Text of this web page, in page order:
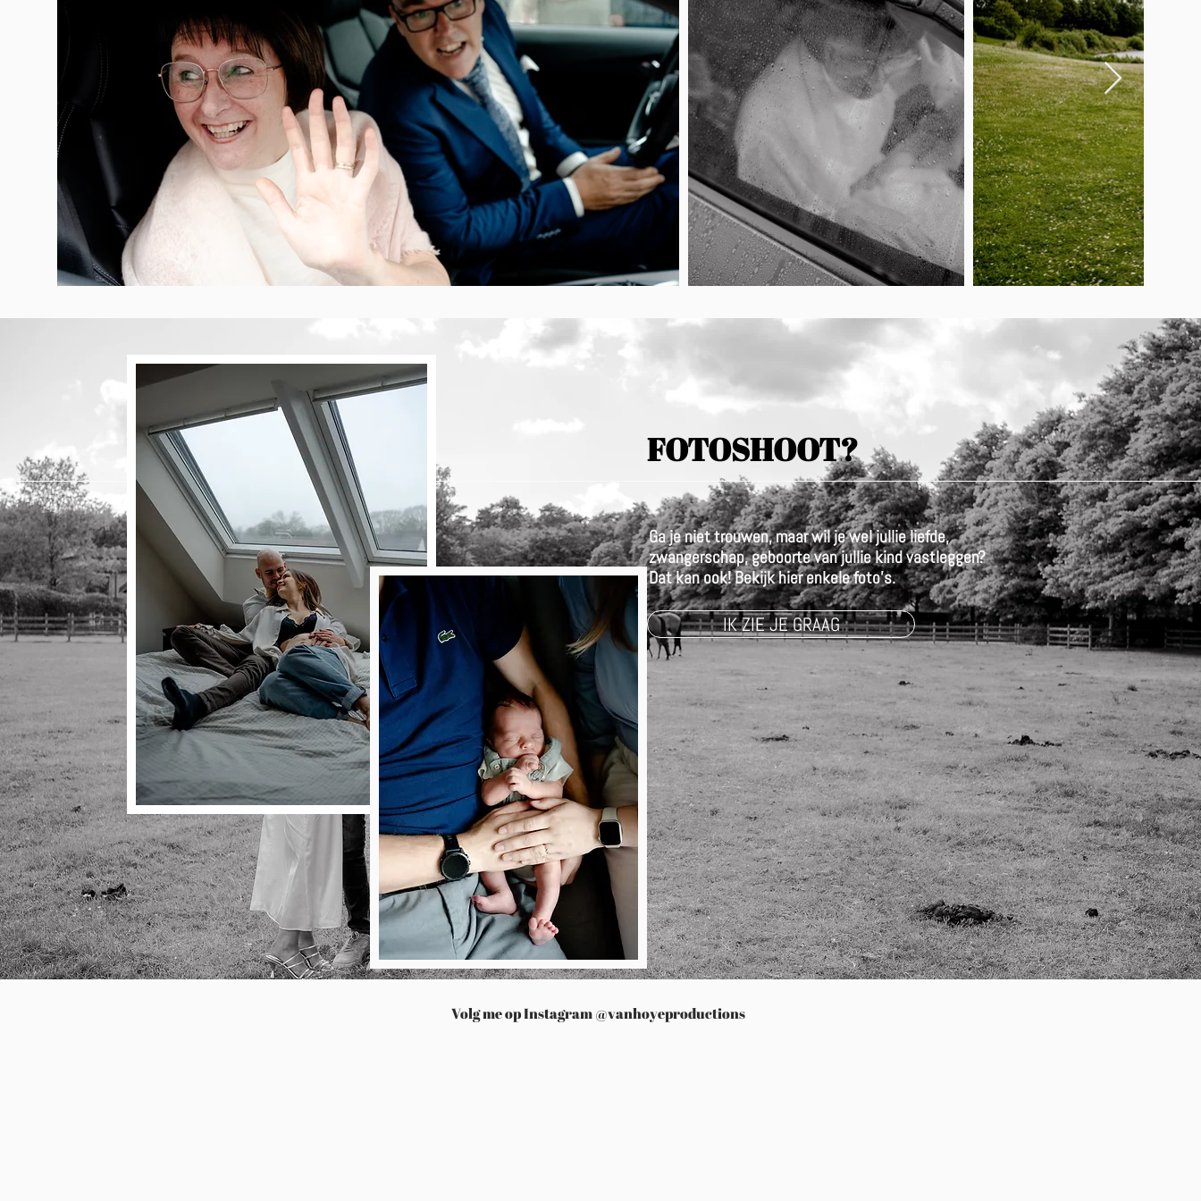
FOTOSHOOT?
Ga je niet trouwen, maar wil je wel jullie liefde,
zwangerschap, geboorte van jullie kind vastleggen?
Dat kan ook! Bekijk hier enkele foto's.
IK ZIE JE GRAAG
Volg me op Instagram @vanhoyeproductions